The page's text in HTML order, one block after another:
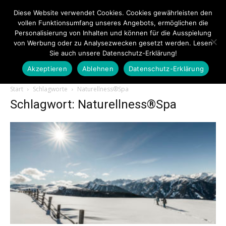
Touristiknews.de
Start Schlagworte Naturellness®Spa
Schlagwort: Naturellness®Spa
Diese Website verwendet Cookies. Cookies gewährleisten den
vollen Funktionsumfang unseres Angebots, ermöglichen die
Personalisierung von Inhalten und können für die Ausspielung
von Werbung oder zu Analysezwecken gesetzt werden. Lesen
Sie auch unsere Datenschutz-Erklärung!
Akzeptieren
Ablehnen Datenschutz-Erklärung